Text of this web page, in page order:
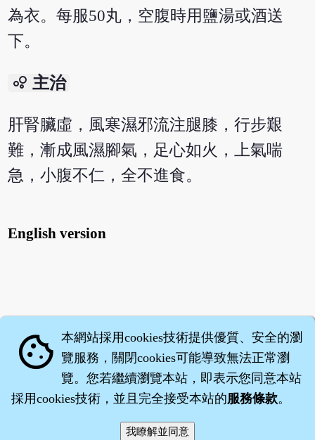
為衣。每服50丸，空腹時用鹽湯或酒送
下。
bubble_chart 主治
肝腎臟虛，風寒濕邪流注腿膝，行步艱
難，漸成風濕腳氣，足心如火，上氣喘
急，小腹不仁，全不進食。
English version
‧沈藥子©2008～2026
cookie 本網站採用cookies技術提供優質、安全的瀏
覽服務，關閉cookies可能導致無法正常瀏
覽。您若繼續瀏覽本站，即表示您同意本站
採用cookies技術，並且完全接受本站的服務條款。